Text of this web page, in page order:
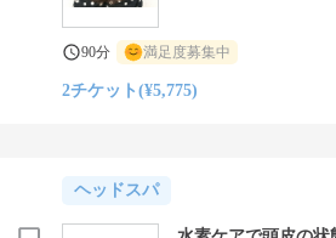
90分 満足度募集中
2チケット(¥5,775)
ヘッドスパ